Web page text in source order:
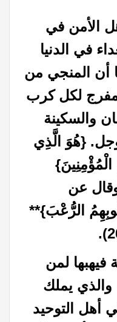
الأمن في
في الدنيا
أن المنجي من
لكل كرب
والسكينة
وجل. {هُوَ الَّذِي
الآية 4). وقال عن
الرُّعْبَ}**
فيهبها لمن
والذي يملك
أهل التوحيد